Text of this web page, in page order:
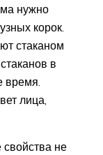
нужно
корок.
стаканом
в
время.
лица,
не